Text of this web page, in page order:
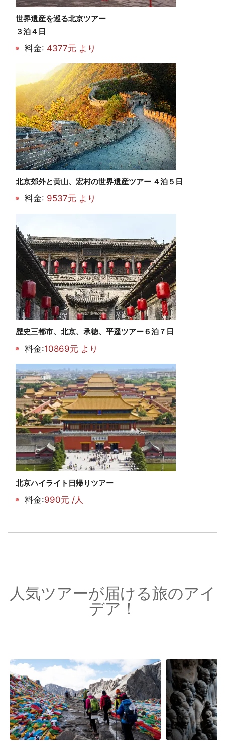
世界遺産を巡る北京ツアー
３泊４日
料金: 4377元 より
北京郊外と黄山、宏村の世界遺産ツアー ４泊５日
料金: 9537元 より
歴史三都市、北京、承徳、平遥ツアー６泊７日
料金:10869元 より
北京ハイライト日帰りツアー
料金:990元 /人
人気ツアーが届ける旅のアイ
デア！